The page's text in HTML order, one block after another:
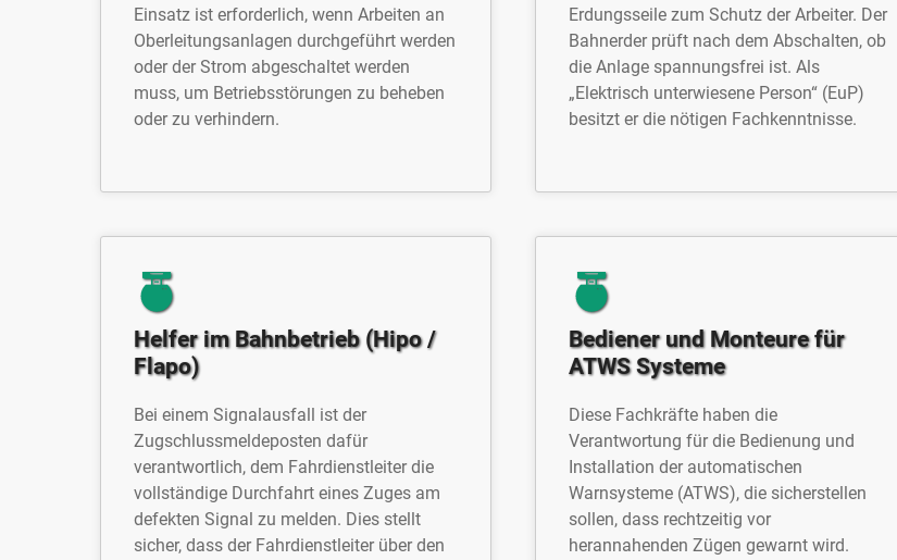
Einsatz ist erforderlich, wenn Arbeiten an
Oberleitungsanlagen durchgeführt werden
oder der Strom abgeschaltet werden
muss, um Betriebsstörungen zu beheben
oder zu verhindern.
Erdungsseile zum Schutz der Arbeiter. Der
Bahnerder prüft nach dem Abschalten, ob
die Anlage spannungsfrei ist. Als
„Elektrisch unterwiesene Person“ (EuP)
besitzt er die nötigen Fachkenntnisse.
Helfer im Bahnbetrieb (Hipo /
Flapo)
Bei einem Signalausfall ist der
Zugschlussmeldeposten dafür
verantwortlich, dem Fahrdienstleiter die
vollständige Durchfahrt eines Zuges am
defekten Signal zu melden. Dies stellt
sicher, dass der Fahrdienstleiter über den
Bediener und Monteure für
ATWS Systeme
Diese Fachkräfte haben die
Verantwortung für die Bedienung und
Installation der automatischen
Warnsysteme (ATWS), die sicherstellen
sollen, dass rechtzeitig vor
herannahenden Zügen gewarnt wird.